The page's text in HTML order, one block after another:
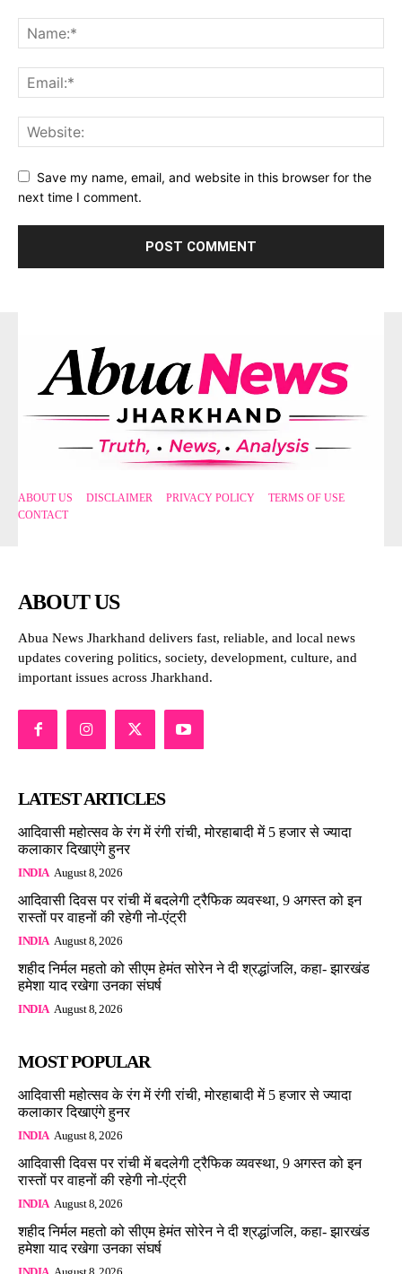
Save my name, email, and website in this browser for the
next time I comment.
ABOUT US DISCLAIMER PRIVACY POLICY
TERMS OF USE
CONTACT
ABOUT US
Abua News Jharkhand delivers fast, reliable, and local news
updates covering politics, society, development, culture, and
important issues across Jharkhand.
LATEST ARTICLES
आदिवासी महोत्सव के रंग में रंगी रांची, मोरहाबादी में 5 हजार से ज्यादा
कलाकार दिखाएंगे हुनर
INDIA August 8, 2026
आदिवासी दिवस पर रांची में बदलेगी ट्रैफिक व्यवस्था, 9 अगस्त को इन
रास्तों पर वाहनों की रहेगी नो-एंट्री
INDIA August 8, 2026
शहीद निर्मल महतो को सीएम हेमंत सोरेन ने दी श्रद्धांजलि, कहा- झारखंड
हमेशा याद रखेगा उनका संघर्ष
INDIA August 8, 2026
MOST POPULAR
आदिवासी महोत्सव के रंग में रंगी रांची, मोरहाबादी में 5 हजार से ज्यादा
कलाकार दिखाएंगे हुनर
INDIA August 8, 2026
आदिवासी दिवस पर रांची में बदलेगी ट्रैफिक व्यवस्था, 9 अगस्त को इन
रास्तों पर वाहनों की रहेगी नो-एंट्री
INDIA August 8, 2026
शहीद निर्मल महतो को सीएम हेमंत सोरेन ने दी श्रद्धांजलि, कहा- झारखंड
हमेशा याद रखेगा उनका संघर्ष